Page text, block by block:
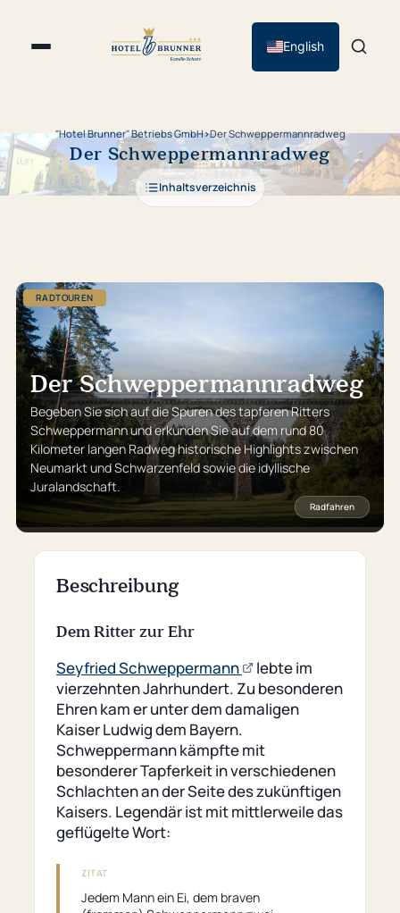
English
"Hotel Brunner" Betriebs GmbH›Der Schweppermannradweg
Der Schweppermannradweg
Inhaltsverzeichnis
RADTOUREN
Der Schweppermannradweg
Begeben Sie sich auf die Spuren des tapferen Ritters
Schweppermann und erkunden Sie auf dem rund 80
Kilometer langen Radweg historische Highlights zwischen
Neumarkt und Schwarzenfeld sowie die idyllische
Juralandschaft.
Radfahren
Beschreibung
Dem Ritter zur Ehr
Seyfried Schweppermann
(öffnet
externe
Seite)
lebte im
vierzehnten Jahrhundert. Zu besonderen
Ehren kam er unter dem damaligen
Kaiser Ludwig dem Bayern.
Schweppermann kämpfte mit
besonderer Tapferkeit in verschiedenen
Schlachten an der Seite des zukünftigen
Kaisers. Legendär ist mit mittlerweile das
geflügelte Wort:
ZITAT
Jedem Mann ein Ei, dem braven